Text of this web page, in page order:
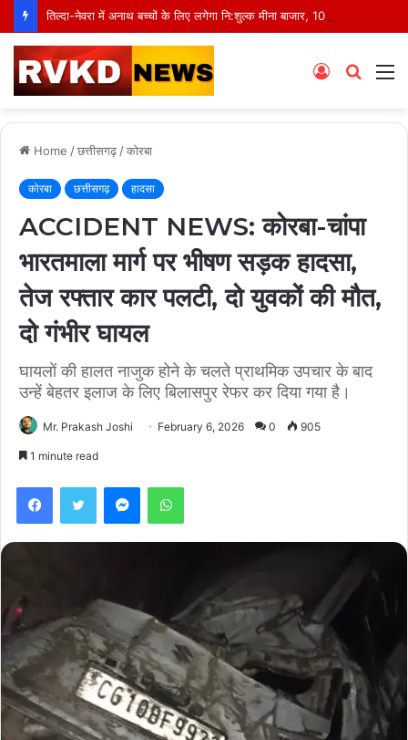
Search
Log
Home /छत्तीसगढ़/कोरबा
कोरबा छत्तीसगढ़ हादसा
ACCIDENT NEWS: कोरबा-चांपा
भारतमाला मार्ग पर भीषण सड़क हादसा,
तेज रफ्तार कार पलटी, दो युवकों की मौत,
दो गंभीर घायल
घायलों की हालत नाजुक होने के चलते प्राथमिक उपचार के बाद
उन्हें बेहतर इलाज के लिए बिलासपुर रेफर कर दिया गया है।
Mr. Prakash Joshi February 6, 2026 0 905
1 minute read
FacebookTwitter MessengerWhatsApp